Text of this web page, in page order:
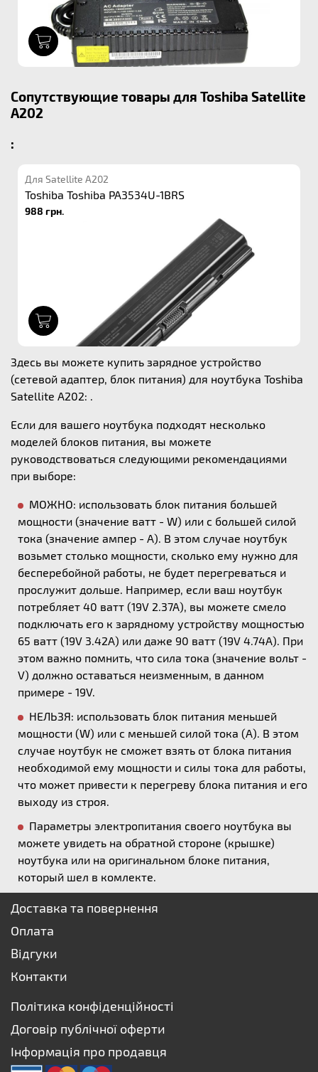
Сопутствующие товары для Toshiba Satellite
A202
:
Для Satellite A202
Toshiba Toshiba PA3534U-1BRS
988 грн.
Здесь вы можете купить зарядное устройство
(сетевой адаптер, блок питания) для ноутбука Toshiba
Satellite A202: .
Если для вашего ноутбука подходят несколько
моделей блоков питания, вы можете
руководствоваться следующими рекомендациями
при выборе:
МОЖНО: использовать блок питания большей
мощности (значение ватт - W) или с большей силой
тока (значение ампер - А). В этом случае ноутбук
возьмет столько мощности, сколько ему нужно для
бесперебойной работы, не будет перегреваться и
прослужит дольше. Например, если ваш ноутбук
потребляет 40 ватт (19V 2.37A), вы можете смело
подключать его к зарядному устройству мощностью
65 ватт (19V 3.42A) или даже 90 ватт (19V 4.74A). При
этом важно помнить, что сила тока (значение вольт -
V) должно оставаться неизменным, в данном
примере - 19V.
НЕЛЬЗЯ: использовать блок питания меньшей
мощности (W) или с меньшей силой тока (А). В этом
случае ноутбук не сможет взять от блока питания
необходимой ему мощности и силы тока для работы,
что может привести к перегреву блока питания и его
выходу из строя.
Параметры электропитания своего ноутбука вы
можете увидеть на обратной стороне (крышке)
ноутбука или на оригинальном блоке питания,
который шел в комлекте.
Доставка та повернення
Оплата
Відгуки
Контакти
Політика конфіденційності
Договір публічної оферти
Інформація про продавця